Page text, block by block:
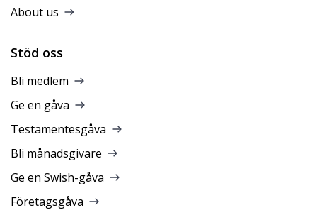
About us
Stöd oss
Bli medlem
Ge en gåva
Testamentesgåva
Bli månadsgivare
Ge en Swish-gåva
Företagsgåva